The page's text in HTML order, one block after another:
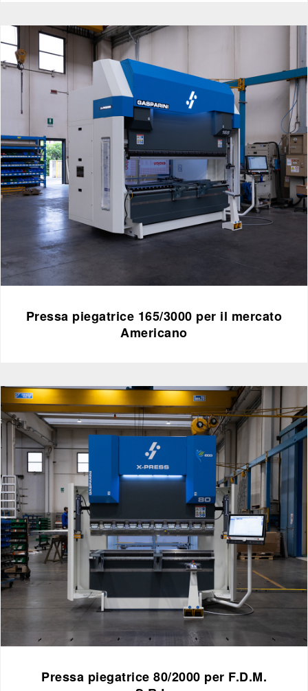
Pressa piegatrice 165/3000 per il mercato
Americano
Pressa piegatrice 80/2000 per F.D.M.